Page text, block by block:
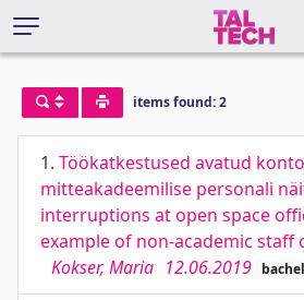
items found: 2
1. Töökatkestused avatud
mitteakadeemilise personali
interruptions at open space
example of non-academic staff
Kokser, Maria 12.06.2019